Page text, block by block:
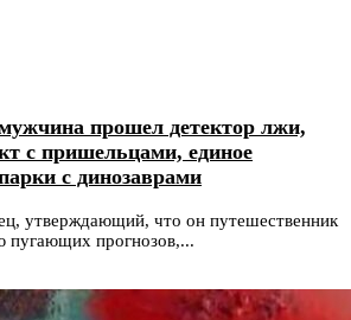
прошел детектор лжи,
с пришельцами, единое
с динозаврами
утверждающий, что он путешественник
пугающих прогнозов,...